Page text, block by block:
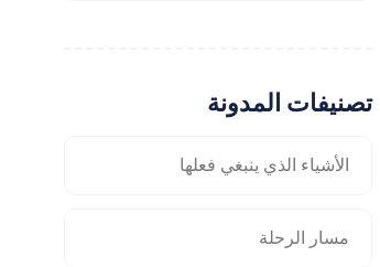
تصنيفات المدونة
الأشياء الذي ينبغي فعلها
مسار الرحلة